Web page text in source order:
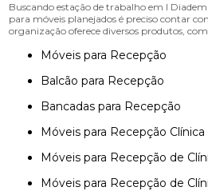
Buscando estação de trabalho em l
para móveis planejados é preciso contar
organização oferece diversos produtos,
Móveis para Recepção
Balcão para Recepção
Bancadas para Recepção
Móveis para Recepção Clínica
Móveis para Recepção de
Móveis para Recepção de